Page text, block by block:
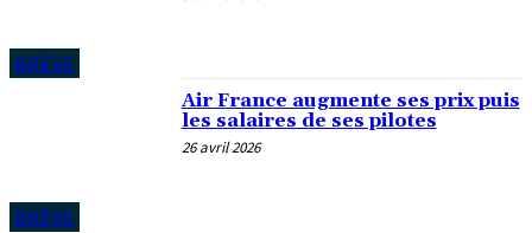
BRÈVE
BRÈVE
Air France augmente ses prix puis
les salaires de ses pilotes
26 avril 2026